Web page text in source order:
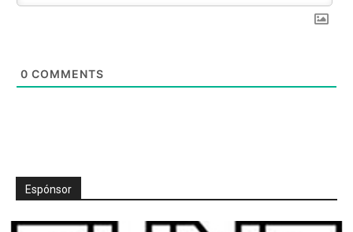
0 COMMENTS
Espónsor